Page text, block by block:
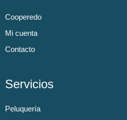
Cooperedo
Mi cuenta
Contacto
Servicios
Peluquería